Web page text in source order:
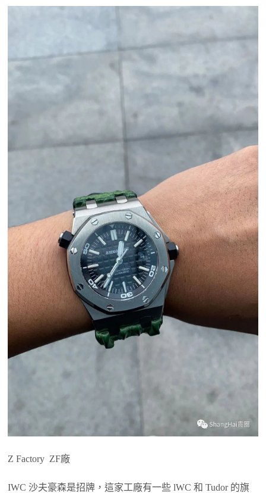
Z Factory ZF廠
IWC 沙夫豪森是招牌，這家工廠有一些 lWC 和 Tudor 的旗